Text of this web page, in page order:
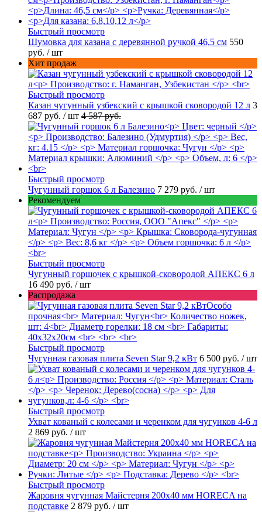
Быстрый просмотр
Шумовка для казана с деревянной ручкой 46,5 см 550
руб. / шт
Хит продаж
Быстрый просмотр
Казан чугунный узбекский с крышкой сковородой 12 л 3
687 руб. / шт 4 587 руб.
Быстрый просмотр
Чугунный горшок 6 л Балезино 7 279 руб. / шт
Рекомендуем
Быстрый просмотр
Чугунный горшочек с крышкой-сковородой АПЕКС 6 л
16 490 руб. / шт
Распродажа
Быстрый просмотр
Чугунная газовая плита Seven Star 9,2 кВт 6 500 руб. / шт
Быстрый просмотр
Ухват кованый с колесами и черенком для чугунков 4-6 л
2 869 руб. / шт
Быстрый просмотр
Жаровня чугунная Майстерня 200х40 мм HORECA на
подставке 2 879 руб. / шт